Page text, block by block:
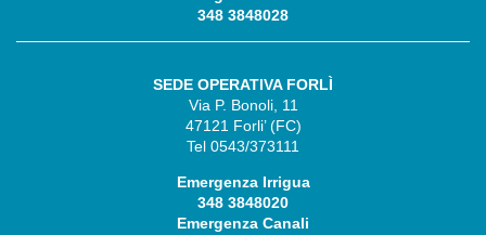
348 3848028
SEDE OPERATIVA FORLÌ
Via P. Bonoli, 11
47121 Forli’ (FC)
Tel 0543/373111
Emergenza Irrigua
348 3848020
Emergenza Canali